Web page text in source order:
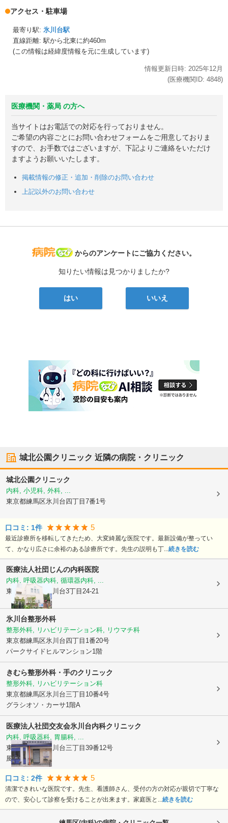
アクセス・駐車場
最寄り駅: 氷川台駅
直線距離: 駅から北東に約460m
(この情報は経緯度情報を元に生成しています)
情報更新日時: 2025年12月
(医療機関ID: 4848)
医療機関・薬局 の方へ
当サイトはお電話での対応を行っておりません。
ご希望の内容ごとにお問い合わせフォームをご用意しておりま
すので、お手数ではございますが、下記よりご連絡をいただけ
ますようお願いいたします。
掲載情報の修正・追加・削除のお問い合わせ
上記以外のお問い合わせ
病院なび
からのアンケートにご協力ください。
知りたい情報は見つかりましたか?
はい いいえ
城北公園クリニック 近隣の病院・クリニック
城北公園クリニック
内科, 小児科, 外科, ...
東京都練馬区氷川台四丁目7番1号
口コミ: 1件 5
最近診療所を移転してきたため、大変綺麗な医院です。最新設備が整ってい
て、かなり広さに余裕のある診療所です。先生の説明も丁...続きを読む
医療法人社団 じんの内科医院
内科, 呼吸器内科, 循環器内科, ...
東京都練馬区
氷川台3丁目24-21
氷川台整形外科
整形外科, リハビリテーション科, リウマチ科
東京都練馬区氷川台四丁目1番20号
パークサイドヒルマンション1階
きむら整形外科・手のクリニック
整形外科, リハビリテーション科
東京都練馬区氷川台三丁目10番4号
グラシオソ・カーサ1階A
医療法人社団交友会氷川台内科クリニック
内科, 呼吸器科, 胃腸科, ...
東京都練馬区氷川台三丁目39番12号
風祭ビル1階
口コミ: 2件 5
清潔できれいな医院です。先生、看護師さん、受付の方の対応が親切で丁寧な
ので、安心して診察を受けることが出来ます。家庭医と...続きを読む